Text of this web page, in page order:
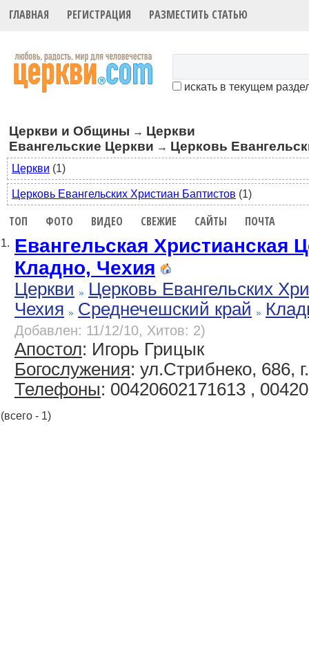
ГЛАВНАЯ РЕГИСТРАЦИЯ РАЗМЕСТИТЬ СТАТЬЮ
искать в текущем
Церкви и Общины → Церкви
Евангельские Церкви → Церковь
Церкви (1)
Церковь Евангельских Христиан Баптистов (1)
ТОП ФОТО ВИДЕО СВЕЖИЕ САЙТЫ ПОЧТА
1. Евангельская Христианская
Кладно, Чехия
Церкви
Церковь Евангельских
Чехия
Среднечешский край
Добавлен: 11/12/10, Хитов: 2)
Апостол: Игорь Грицык
Богослужения: ул.Стрибнеко, 686,
Телефоны: 00420602171613 ,
(всего - 1)